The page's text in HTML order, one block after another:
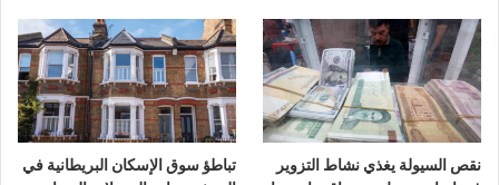
نقص السيولة يغذي نشاط التزوير
تباطؤ سوق الإسكان البريطانية في